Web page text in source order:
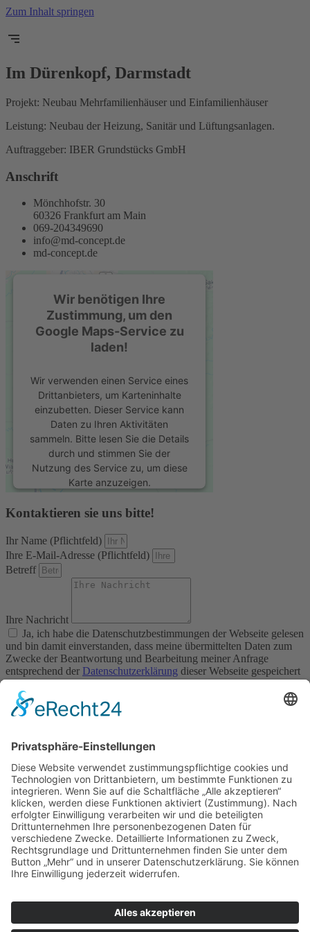
Zum Inhalt springen
Im Dürenkopf, Darmstadt
Projekt: Neubau Mehrfamilienhäuser und Einfamilienhäuser
Leistung: Neubau der Heizung, Sanitär und Lüftungsanlagen.
Auftraggeber: IBER Grundstücks GmbH
Anschrift
Mönchhofstr. 30
60326 Frankfurt am Main
069-204349690
info@md-concept.de
md-concept.de
Wir benötigen Ihre
Zustimmung, um den
Google Maps-Service zu
laden!
Wir verwenden einen Service eines
Drittanbieters, um Karteninhalte
einzubetten. Dieser Service kann
Daten zu Ihren Aktivitäten
sammeln. Bitte lesen Sie die Details
durch und stimmen Sie der
Nutzung des Service zu, um diese
Karte anzuzeigen.
Mehr Informationen
Akzeptieren
powered byUsercentrics Consent
Kontaktieren sie uns bitte!
Ihr Name (Pflichtfeld)
Ihre E-Mail-Adresse (Pflichtfeld)
Betreff
Ihre Nachricht
Ja, ich habe die Datenschutzbestimmungen der Webseite gelesen
und bin damit einverstanden, dass meine übermittelten Daten zum
Zwecke der Beantwortung und Bearbeitung meiner Anfrage
entsprechend der Datenschutzerklärung dieser Webseite gespeichert
werden.
Senden
Impressum
Home
Über uns
Team
Leistungen
Großprojekte
Klima/Lüftung
Referenzen